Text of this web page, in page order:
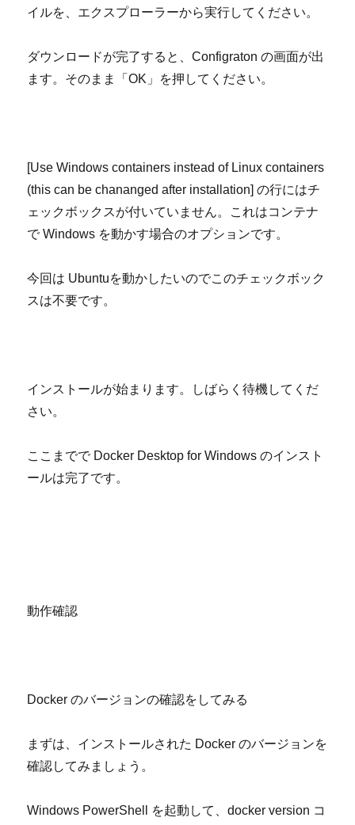
イルを、エクスプローラーから実行してください。
ダウンロードが完了すると、Configratonの画面が出
ます。そのまま「OK 」を押してください。
[Use Windows containers instead of Linux containers
(this can be chananged after installation]の行にはチ
ェックボックスが付いていません。これはコンテナ
でWindows を動かす場合のオプションです。
今回は Ubuntuを動かしたいのでこのチェックボック
スは不要です。
インストールが始まります。しばらく待機してくだ
さい。
ここまででDocker Desktop for Windowsのインスト
ールは完了です。
動作確認
Dockerのバージョンの確認をしてみる
まずは、インストールされた Dockerのバージョンを
確認してみましょう。
Windows PowerShell を起動して、docker version コ